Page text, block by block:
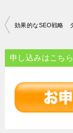
投
ナ
申し込みはこちら